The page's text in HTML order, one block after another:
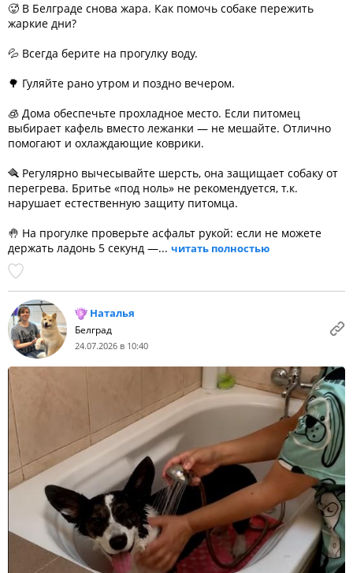
🥵 В Белграде снова жара. Как помочь собаке пережить
жаркие дни?
💦 Всегда берите на прогулку воду.
🌳 Гуляйте рано утром и поздно вечером.
🧊 Дома обеспечьте прохладное место. Если питомец
выбирает кафель вместо лежанки — не мешайте. Отлично
помогают и охлаждающие коврики.
🪮 Регулярно вычесывайте шерсть, она защищает собаку от
перегрева. Бритье «под ноль» не рекомендуется, т.к.
нарушает естественную защиту питомца.
🤚 На прогулке проверьте асфальт рукой: если не можете
держать ладонь 5 секунд —... читать полностью
Наталья
Белград
24.07.2026 в 10:40